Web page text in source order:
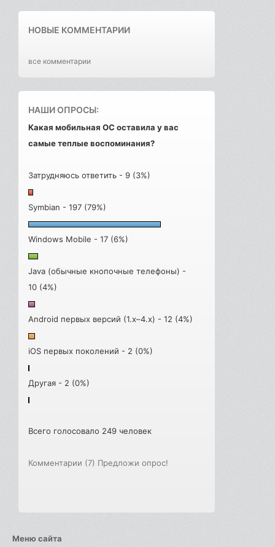
НОВЫЕ КОММЕНТАРИИ
все комментарии
НАШИ ОПРОСЫ:
Какая мобильная ОС оставила у вас
самые теплые воспоминания?
Затрудняюсь ответить - 9 (3%)
Symbian - 197 (79%)
Windows Mobile - 17 (6%)
Java (обычные кнопочные телефоны) -
10 (4%)
Android первых версий (1.x–4.x) - 12 (4%)
iOS первых поколений - 2 (0%)
Другая - 2 (0%)
Всего голосовало 249 человек
Комментарии (7) Предложи опрос!
Меню сайта